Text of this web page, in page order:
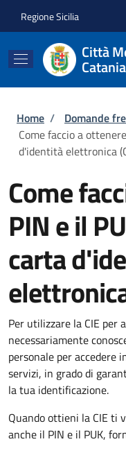
Regione Sicilia
Città
Catania
Briciole di
Home / Domande
Come faccio a
d'identità elettronica
Come
PIN e il
carta
Per utilizzare la CIE per
necessariamente
personale per accedere
servizi, in grado di
la tua identificazione.
Quando ottieni la CIE ti
anche il PIN e il PUK,